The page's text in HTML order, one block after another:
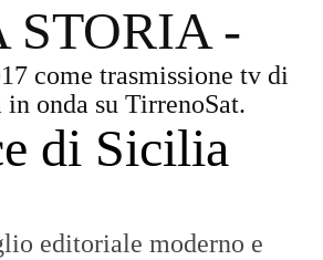
STORIA -
come trasmissione tv di
in onda su TirrenoSat.
di Sicilia
editoriale moderno e